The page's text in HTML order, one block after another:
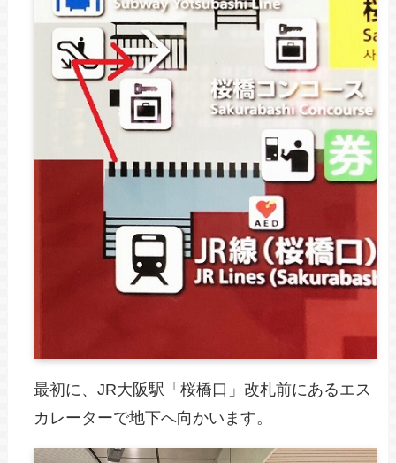
最初に、JR大阪駅「桜橋口」改札前にあるエス
カレーターで地下へ向かいます。